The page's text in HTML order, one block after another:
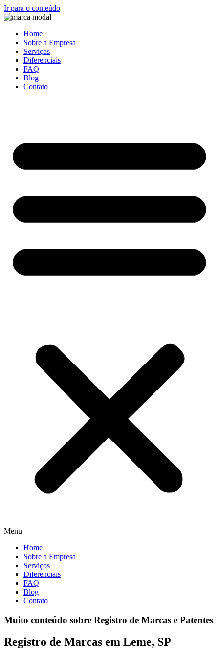
Ir para o conteúdo
Home
Sobre a Empresa
Serviços
Diferenciais
FAQ
Blog
Contato
Menu
Home
Sobre a Empresa
Serviços
Diferenciais
FAQ
Blog
Contato
Muito conteúdo sobre Registro de Marcas e Patentes
Registro de Marcas em Leme, SP